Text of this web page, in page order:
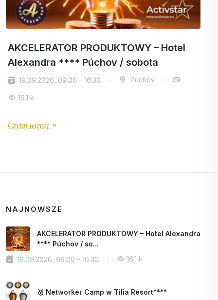
AKCELERATOR PRODUKTOWY – Hotel
Alexandra **** Púchov / sobota
19.09.2026, 09:00 - 16:30 Púchov
16.1 k
Czytaj więcej
NAJNOWSZE
AKCELERATOR PRODUKTOWY – Hotel Alexandra
**** Púchov / so...
19.09.2026, 09:00 - 16:30
16.1 k
🥇 Networker Camp w Tilia Resort****